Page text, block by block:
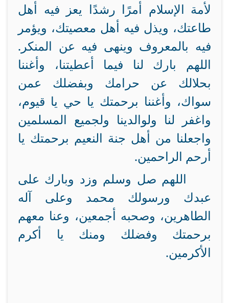
لأمة الإسلام أمرًا رشدًا يعز فيه أهل
طاعتك، ويذل فيه أهل معصيتك، ويؤمر
فيه بالمعروف وينهى فيه عن المنكر.
اللهم بارك لنا فيما أعطيتنا، وأغننا
بحلالك عن حرامك وبفضلك عمن
سواك، وأغننا برحمتك يا حي يا قيوم،
واغفر لنا ولوالدينا ولجميع المسلمين
واجعلنا من أهل جنة النعيم برحمتك يا
أرحم الراحمين.
اللهم صل وسلم وزد وبارك على
عبدك ورسولك محمد وعلى آله
الطاهرين، وصحبه أجمعين، وعنا معهم
برحمتك وفضلك ومنك يا أكرم
الأكرمين.